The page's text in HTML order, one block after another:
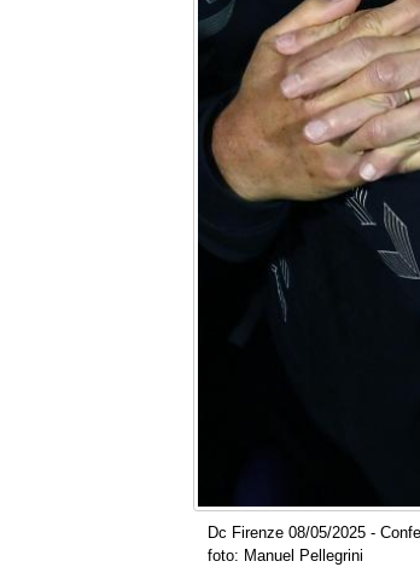
Dc Firenze 08/05/2025 -
foto: Manuel Pellegrini